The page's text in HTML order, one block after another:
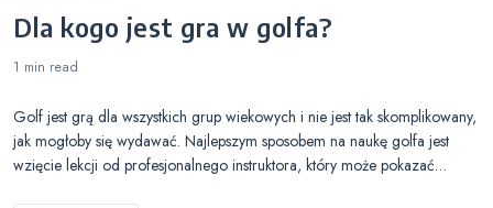
Dla kogo jest gra w golfa?
1 min read
Golf jest grą dla wszystkich grup wiekowych i nie jest tak skomplikowany,
jak mogłoby się wydawać. Najlepszym sposobem na naukę golfa jest
wzięcie lekcji od profesjonalnego instruktora, który może pokazać…